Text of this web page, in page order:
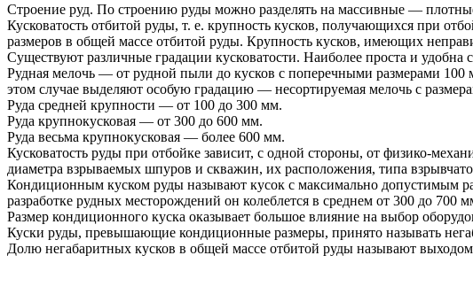
Строение руд. По строению руды можно разделять на массивные —
Кусковатость отбитой руды, т. е. крупность кусков, получающихся при
размеров в общей массе отбитой руды. Крупность кусков, имеющих
Существуют различные градации кусковатости. Наиболее проста и удобна
Рудная мелочь — от рудной пыли до кусков с поперечными размерами
этом случае выделяют особую градацию — несортируемая мелочь с
Руда средней крупности — от 100 до 300 мм.
Руда крупнокусковая — от 300 до 600 мм.
Руда весьма крупнокусковая — более 600 мм.
Кусковатость руды при отбойке зависит, с одной стороны, от физико-
диаметра взрываемых шпуров и скважин, их расположения, типа
Кондиционным куском руды называют кусок с максимально допустимым
разработке рудных месторождений он колеблется в среднем от 300 до 700
Размер кондиционного куска оказывает большое влияние на выбор
Куски руды, превышающие кондиционные размеры, принято называть
Долю негабаритных кусков в общей массе отбитой руды называют выходом